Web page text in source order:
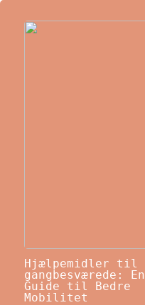
Hjælpemidler til
gangbesværede: En
Guide til Bedre
Mobilitet